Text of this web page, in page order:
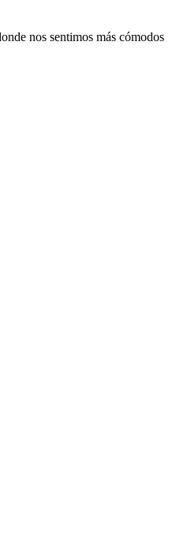
nos sentimos más cómodos